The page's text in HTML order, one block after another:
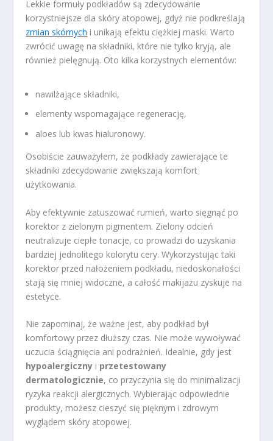
Lekkie formuły podkładów są zdecydowanie
korzystniejsze dla skóry atopowej, gdyż nie podkreślają
zmian skórnych i unikają efektu ciężkiej maski. Warto
zwrócić uwagę na składniki, które nie tylko kryją, ale
również pielęgnują. Oto kilka korzystnych elementów:
nawilżające składniki,
elementy wspomagające regenerację,
aloes lub kwas hialuronowy.
Osobiście zauważyłem, że podkłady zawierające te
składniki zdecydowanie zwiększają komfort
użytkowania.
Aby efektywnie zatuszować rumień, warto sięgnąć po
korektor z zielonym pigmentem. Zielony odcień
neutralizuje ciepłe tonacje, co prowadzi do uzyskania
bardziej jednolitego kolorytu cery. Wykorzystując taki
korektor przed nałożeniem podkładu, niedoskonałości
stają się mniej widoczne, a całość makijażu zyskuje na
estetyce.
Nie zapominaj, że ważne jest, aby podkład był
komfortowy przez dłuższy czas. Nie może wywoływać
uczucia ściągnięcia ani podrażnień. Idealnie, gdy jest
hypoalergiczny i przetestowany
dermatologicznie, co przyczynia się do minimalizacji
ryzyka reakcji alergicznych. Wybierając odpowiednie
produkty, możesz cieszyć się pięknym i zdrowym
wyglądem skóry atopowej.